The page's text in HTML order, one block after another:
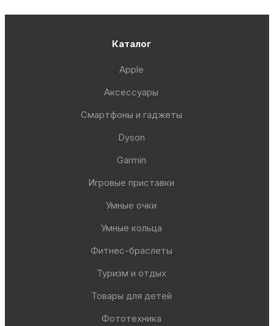
Каталог
Apple
Аксессуары
Смартфоны и гаджеты
Dyson
Garmin
Игровые приставки
Умные очки
Умные кольца
Фитнес-браслеты
Туризм и отдых
Товары для детей
Фототехника